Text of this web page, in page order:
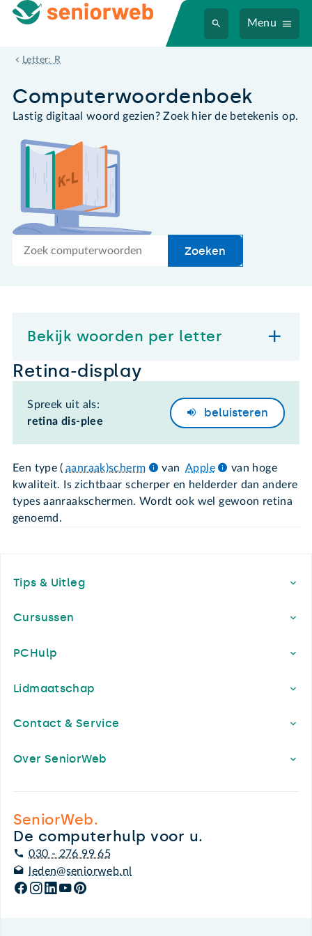
Menu
Letter: R
Retina-display
Computer­woordenboek
Lastig digitaal woord gezien? Zoek hier de betekenis op.
Zoek
Zoeken
Bekijk woorden per letter
Retina-display
Spreek uit als:
retina dis-plee
beluisteren
Een type ( aanraak)scherm van Apple
van hoge
kwaliteit. Is zichtbaar scherper en helderder dan andere
types aanraakschermen. Wordt ook wel gewoon retina
genoemd.
Tips & Uitleg
Cursussen
PCHulp
Lidmaatschap
Contact & Service
Over SeniorWeb
SeniorWeb.
De computerhulp voor u.
030 - 276 99 65
leden@seniorweb.nl